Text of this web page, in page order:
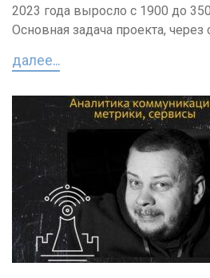
2023 года выросло с 1900 до
Основная задача проекта, через
далее...